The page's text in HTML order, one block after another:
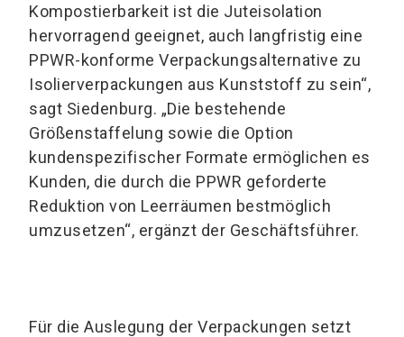
Kompostierbarkeit ist die Juteisolation
hervorragend geeignet, auch langfristig eine
PPWR-konforme Verpackungsalternative zu
Isolierverpackungen aus Kunststoff zu sein“,
sagt Siedenburg. „Die bestehende
Größenstaffelung sowie die Option
kundenspezifischer Formate ermöglichen es
Kunden, die durch die PPWR geforderte
Reduktion von Leerräumen bestmöglich
umzusetzen“, ergänzt der Geschäftsführer.
Für die Auslegung der Verpackungen setzt